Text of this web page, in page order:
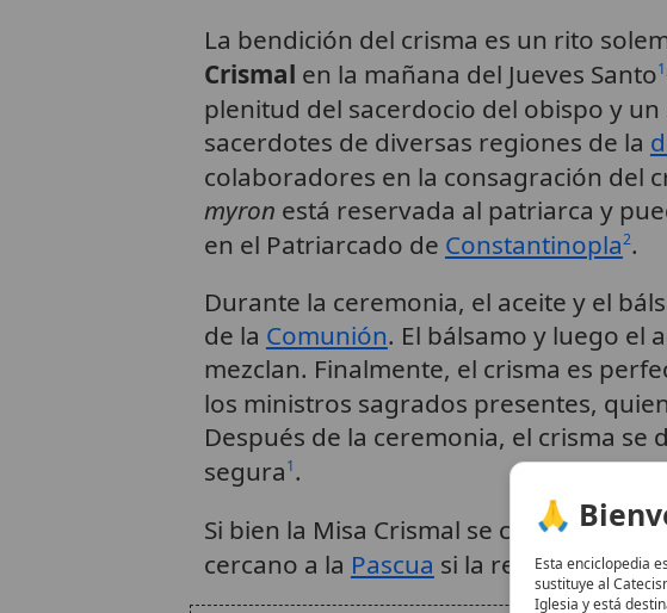
La bendición del crisma es un rito
Crismal en la mañana del Jueves Santo1
plenitud del sacerdocio del obispo y
sacerdotes de diversas regiones de la
colaboradores en la consagración del
myron está reservada al patriarca y
en el Patriarcado de Constantinopla2.
Durante la ceremonia, el aceite y el
de la Comunión. El bálsamo y luego el
mezclan. Finalmente, el crisma es
los ministros sagrados presentes,
Después de la ceremonia, el crisma
segura1.
Si bien la Misa Crismal se celebra
cercano a la Pascua si la reunión del
🙏
Esta enciclopedia
sustituye al
Iglesia y está